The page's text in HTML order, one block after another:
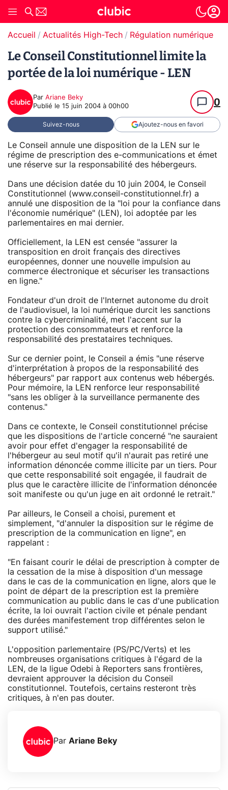
Accueil Actualités High-Tech Régulation numérique
Le Conseil Constitutionnel limite la
portée de la loi numérique - LEN
Par Ariane Beky
Publié le 15 juin 2004 à 00h00 0
Suivez-nous Ajoutez-nous en favori
Le Conseil annule une disposition de la LEN sur le
régime de prescription des e-communications et émet
une réserve sur la responsabilité des hébergeurs.
Dans une décision datée du 10 juin 2004, le Conseil
Constitutionnel (www.conseil-constitutionnel.fr) a
annulé une disposition de la "loi pour la confiance dans
l'économie numérique" (LEN), loi adoptée par les
parlementaires en mai dernier.
Officiellement, la LEN est censée "assurer la
transposition en droit français des directives
européennes, donner une nouvelle impulsion au
commerce électronique et sécuriser les transactions
en ligne."
Fondateur d'un droit de l'Internet autonome du droit
de l'audiovisuel, la loi numérique durcit les sanctions
contre la cybercriminalité, met l'accent sur la
protection des consommateurs et renforce la
responsabilité des prestataires techniques.
Sur ce dernier point, le Conseil a émis "une réserve
d'interprétation à propos de la responsabilité des
hébergeurs" par rapport aux contenus web hébergés.
Pour mémoire, la LEN renforce leur responsabilité
"sans les obliger à la surveillance permanente des
contenus."
Dans ce contexte, le Conseil constitutionnel précise
que les dispositions de l'article concerné "ne sauraient
avoir pour effet d'engager la responsabilité de
l'hébergeur au seul motif qu'il n'aurait pas retiré une
information dénoncée comme illicite par un tiers. Pour
que cette responsabilité soit engagée, il faudrait de
plus que le caractère illicite de l'information dénoncée
soit manifeste ou qu'un juge en ait ordonné le retrait."
Par ailleurs, le Conseil a choisi, purement et
simplement, "d'annuler la disposition sur le régime de
prescription de la communication en ligne", en
rappelant :
"En faisant courir le délai de prescription à compter de
la cessation de la mise à disposition d'un message
dans le cas de la communication en ligne, alors que le
point de départ de la prescription est la première
communication au public dans le cas d'une publication
écrite, la loi ouvrait l'action civile et pénale pendant
des durées manifestement trop différentes selon le
support utilisé."
L'opposition parlementaire (PS/PC/Verts) et les
nombreuses organisations critiques à l'égard de la
LEN, de la ligue Odebi à Reporters sans frontières,
devraient approuver la décision du Conseil
constitutionnel. Toutefois, certains resteront très
critiques, à n'en pas douter.
Par Ariane Beky